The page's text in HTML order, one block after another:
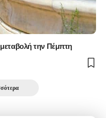
μεταβολή την Πέμπτη